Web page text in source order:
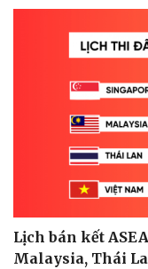
Lịch bán kết
Malaysia, Thái